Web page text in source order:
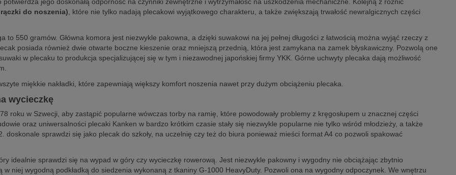
do noszenia) , które nie tylko nadają plecakowi wyjątkowego charakteru, a także zwiększają trwałość newralgicznych części
to 550 gramów. Główna komora jest niezwykle pakowna, a dzięki suwakowi na jej pełnej długości z łatwością można wyjąć rzeczy z
posiada również dwie otwarte boczne kieszenie oraz mniejszą przednią, która jest zamykana na zamek błyskawiczny. Pozwolą one
w plecaku to produkcja specjalizującej się w tym i niezawodnej japońskiej firmy YKK. Górne uchwyty plecaka dają możliwość
miękkie nakładki, które zapewniają większy komfort noszenia nawet przy dużym obciążeniu plecaka.
wycieczkę
roku w Szwecji, aby zastąpić popularne wówczas torby na ramię, które powodowały problemy z kręgosłupem u znacznej części
oraz uniwersalności plecaki Kanken w bardzo krótkim czasie stały się niezwykle popularne nie tylko wśród młodzieży, a także
doskonale sprawdzi się jako plecak do szkoły, na uczelnię czy też do biura ponieważ mieści format A4 co pozwoli spakować
idealnie sprawdzi się na wypad w góry czy wycieczkę rowerową. Jest niezwykle pakowny i wygodny nie obciążając zbytnio
niej wygodną podkładką do siedzenia wykonaną z tkaniny G-1000 HeavyDuty. Pozwoli ona na wygodny odpoczynek. We wnętrzu